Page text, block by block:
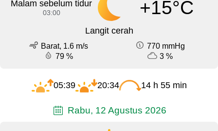
Malam sebelum tidur
03:00 +15°C
Langit cerah
Barat, 1.6 m/s
770 mmHg
79 %
3 %
05:39 20:34 14 h 55 min
Rabu, 12 Agustus 2026